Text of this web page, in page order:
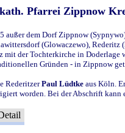
Pfarrei Zippnow
außer dem Dorf Zippnow
(Glowaczewo),
der Tochterkirche in Doderlage
Gründen - in Zippnow
RederitzerPaul Lüdtke aus Köln.
worden. Bei der Abschrift kann